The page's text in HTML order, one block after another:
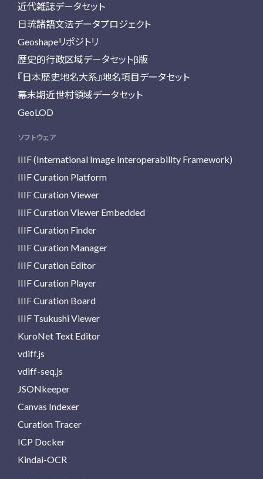
近代雑誌データセット
日琉諸語文法データプロジェクト
Geoshapeリポジトリ
歴史的行政区域データセットβ版
『日本歴史地名大系』地名項目データセット
幕末期近世村領域データセット
GeoLOD
ソフトウェア
IIIF (International Image Interoperability Framework)
IIIF Curation Platform
IIIF Curation Viewer
IIIF Curation Viewer Embedded
IIIF Curation Finder
IIIF Curation Manager
IIIF Curation Editor
IIIF Curation Player
IIIF Curation Board
IIIF Tsukushi Viewer
KuroNet Text Editor
vdiff.js
vdiff-seq.js
JSONkeeper
Canvas Indexer
Curation Tracer
ICP Docker
Kindai-OCR